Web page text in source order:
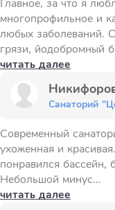
Главное, за что я
многопрофильное и
любых заболеваний.
грязи, йодобромный
читать далее
Санаторий
Современный
ухоженная и
понравился бассейн,
Небольшой минус...
читать далее